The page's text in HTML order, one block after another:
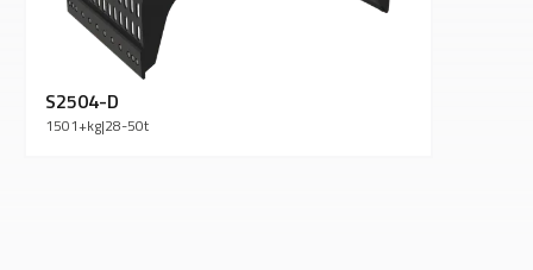
S2504-D
1501+kg|28-50t